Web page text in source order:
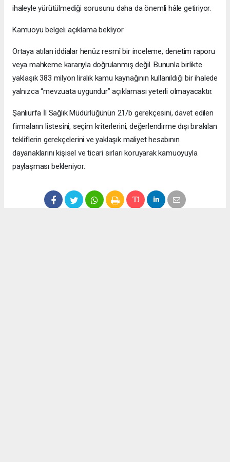
ihaleyle yürütülmediği sorusunu daha da önemli hâle getiriyor.
Kamuoyu belgeli açıklama bekliyor
Ortaya atılan iddialar henüz resmî bir inceleme, denetim raporu
veya mahkeme kararıyla doğrulanmış değil. Bununla birlikte
yaklaşık 383 milyon liralık kamu kaynağının kullanıldığı bir ihalede
yalnızca “mevzuata uygundur” açıklaması yeterli olmayacaktır.
Şanlıurfa İl Sağlık Müdürlüğünün 21/b gerekçesini, davet edilen
firmaların listesini, seçim kriterlerini, değerlendirme dışı bırakılan
tekliflerin gerekçelerini ve yaklaşık maliyet hesabının
dayanaklarını kişisel ve ticari sırları koruyarak kamuoyuyla
paylaşması bekleniyor.